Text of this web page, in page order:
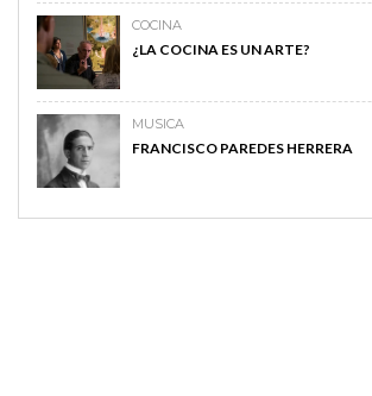
COCINA
¿LA COCINA ES UN ARTE?
MUSICA
FRANCISCO PAREDES HERRERA